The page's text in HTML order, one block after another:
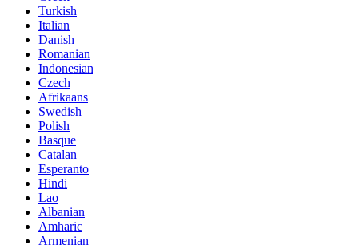
Turkish
Italian
Danish
Romanian
Indonesian
Czech
Afrikaans
Swedish
Polish
Basque
Catalan
Esperanto
Hindi
Lao
Albanian
Amharic
Armenian